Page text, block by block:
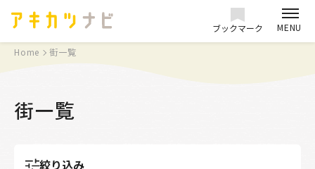
ブックマーク MENU
Home 街一覧
街一覧
絞り込み